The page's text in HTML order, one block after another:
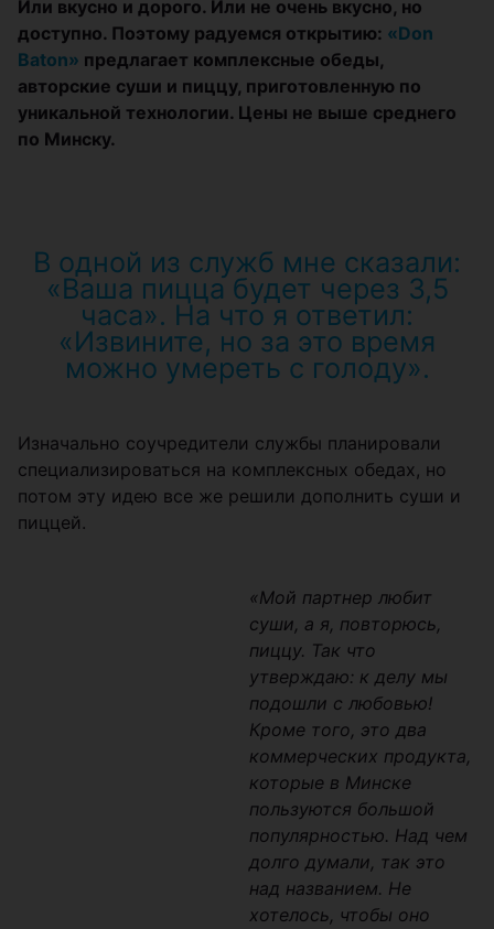
Или вкусно и дорого. Или не очень вкусно, но
доступно. Поэтому радуемся открытию: «Don
Baton» предлагает комплексные обеды,
авторские суши и пиццу, приготовленную по
уникальной технологии. Цены не выше среднего
по Минску.
В одной из служб мне сказали:
«Ваша пицца будет через 3,5
часа». На что я ответил:
«Извините, но за это время
можно умереть с голоду».
Изначально соучредители службы планировали
специализироваться на комплексных обедах, но
потом эту идею все же решили дополнить суши и
пиццей.
«Мой партнер любит
суши, а я, повторюсь,
пиццу. Так что
утверждаю: к делу мы
подошли с любовью!
Кроме того, это два
коммерческих продукта,
которые в Минске
пользуются большой
популярностью. Над чем
долго думали, так это
над названием. Не
хотелось, чтобы оно